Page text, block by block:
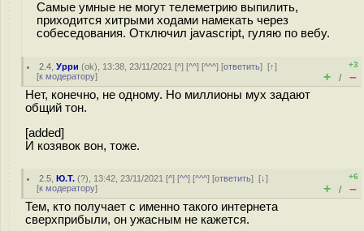
Самые умные не могут телеметрию выпилить,
приходится хитрыми ходами намекать через
собеседования. Отключил javascript, гуляю по вебу.
2.4 ,Урри (ok), 13:38, 23/11/2021 [^] [^^] [^^^] [ответить][↑]
[к модератору]
+3
+ / –
Нет, конечно, не одному. Но миллионы мух задают
общий тон.
[added]
И козявок вон, тоже.
2.5 ,Ю.Т. (?), 13:42, 23/11/2021 [^] [^^] [^^^] [ответить][↓]
[к модератору]
+6
+ / –
Тем, кто получает с именно такого интернета
сверхприбыли, он ужасным не кажется.